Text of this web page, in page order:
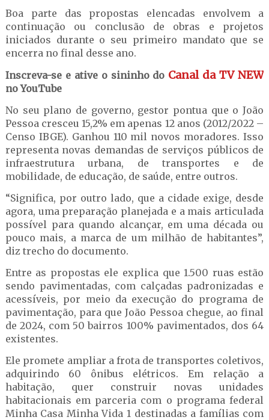
Boa parte das propostas elencadas envolvem a
continuação ou conclusão de obras e projetos
iniciados durante o seu primeiro mandato que se
encerra no final desse ano.
Inscreva-se e ative o sininho do Canal da TV NEW
no YouTube
No seu plano de governo, gestor pontua que o João
Pessoa cresceu 15,2% em apenas 12 anos (2012/2022 –
Censo IBGE). Ganhou 110 mil novos moradores. Isso
representa novas demandas de serviços públicos de
infraestrutura urbana, de transportes e de
mobilidade, de educação, de saúde, entre outros.
“Significa, por outro lado, que a cidade exige, desde
agora, uma preparação planejada e a mais articulada
possível para quando alcançar, em uma década ou
pouco mais, a marca de um milhão de habitantes”,
diz trecho do documento.
Entre as propostas ele explica que 1.500 ruas estão
sendo pavimentadas, com calçadas padronizadas e
acessíveis, por meio da execução do programa de
pavimentação, para que João Pessoa chegue, ao final
de 2024, com 50 bairros 100% pavimentados, dos 64
existentes.
Ele promete ampliar a frota de transportes coletivos,
adquirindo 60 ônibus elétricos. Em relação a
habitação, quer construir novas unidades
habitacionais em parceria com o programa federal
Minha Casa Minha Vida 1 destinadas a famílias com